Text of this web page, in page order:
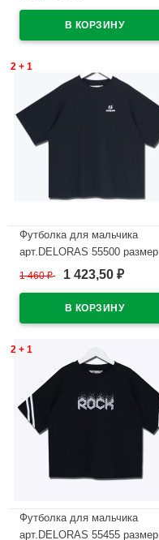
2 + 1
Футболка для мальчика
арт.DELORAS 55500 размер
34/134-44/164 цвет черный
1 460₽ 1 423,50 ₽
2 + 1
Футболка для мальчика
арт.DELORAS 55455 размер